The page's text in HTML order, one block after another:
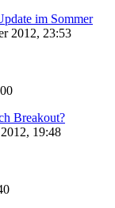
im Sommer
2012, 23:53
Breakout?
19:48